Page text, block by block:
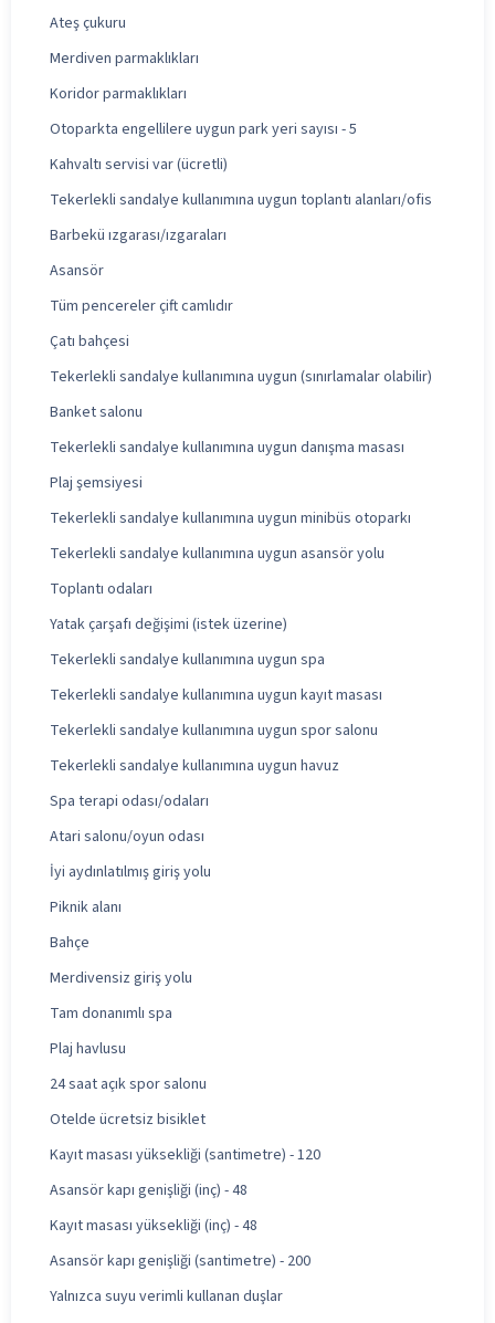
Ateş çukuru
Merdiven parmaklıkları
Koridor parmaklıkları
Otoparkta engellilere uygun park yeri sayısı - 5
Kahvaltı servisi var (ücretli)
Tekerlekli sandalye kullanımına uygun toplantı alanları/ofis
Barbekü ızgarası/ızgaraları
Asansör
Tüm pencereler çift camlıdır
Çatı bahçesi
Tekerlekli sandalye kullanımına uygun (sınırlamalar olabilir)
Banket salonu
Tekerlekli sandalye kullanımına uygun danışma masası
Plaj şemsiyesi
Tekerlekli sandalye kullanımına uygun minibüs otoparkı
Tekerlekli sandalye kullanımına uygun asansör yolu
Toplantı odaları
Yatak çarşafı değişimi (istek üzerine)
Tekerlekli sandalye kullanımına uygun spa
Tekerlekli sandalye kullanımına uygun kayıt masası
Tekerlekli sandalye kullanımına uygun spor salonu
Tekerlekli sandalye kullanımına uygun havuz
Spa terapi odası/odaları
Atari salonu/oyun odası
İyi aydınlatılmış giriş yolu
Piknik alanı
Bahçe
Merdivensiz giriş yolu
Tam donanımlı spa
Plaj havlusu
24 saat açık spor salonu
Otelde ücretsiz bisiklet
Kayıt masası yüksekliği (santimetre) - 120
Asansör kapı genişliği (inç) - 48
Kayıt masası yüksekliği (inç) - 48
Asansör kapı genişliği (santimetre) - 200
Yalnızca suyu verimli kullanan duşlar